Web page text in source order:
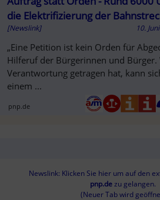
die Elektrifizierung der
Simbach
[Newslink] 10.
„Eine Petition ist kein Orden für
Hilferuf der Bürgerinnen und Bürger.
Verantwortung getragen hat, kann
einem ...
pnp.de
Newslink: Klicken Sie hier um auf den
pnp.de zu gelangen.
(Neuer Tab wird